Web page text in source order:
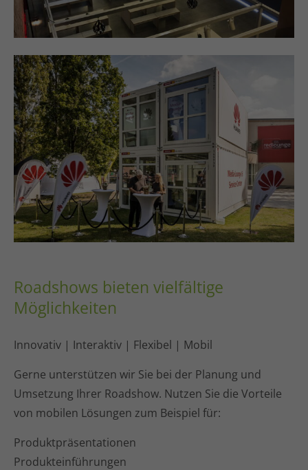
Roadshows bieten vielfältige
Möglichkeiten
Innovativ | Interaktiv | Flexibel | Mobil
Gerne unterstützen wir Sie bei der Planung und
Umsetzung Ihrer Roadshow. Nutzen Sie die Vorteile
von mobilen Lösungen zum Beispiel für:
Produktpräsentationen
Produkteinführungen